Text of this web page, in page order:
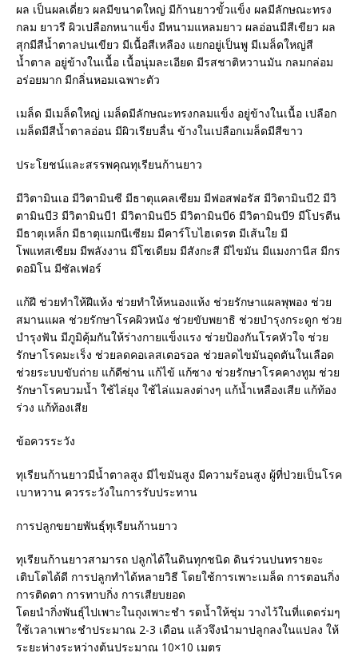
ผล เป็นผลเดี่ยว ผลมีขนาดใหญ่ มีก้านยาวขั้วแข็ง ผลมีลักษณะทรง
กลม ยาวรี ผิวเปลือกหนาแข็ง มีหนามแหลมยาว ผลอ่อนมีสีเขียว ผล
สุกมีสีน้ำตาลปนเขียว มีเนื้อสีเหลือง แยกอยู่เป็นพู มีเมล็ดใหญ่สี
น้ำตาล อยู่ข้างในเนื้อ เนื้อนุ่มละเอียด มีรสชาติหวานมัน กลมกล่อม
อร่อยมาก มีกลิ่นหอมเฉพาะตัว
เมล็ด มีเมล็ดใหญ่ เมล็ดมีลักษณะทรงกลมแข็ง อยู่ข้างในเนื้อ เปลือก
เมล็ดมีสีน้ำตาลอ่อน มีผิวเรียบลื่น ข้างในเปลือกเมล็ดมีสีขาว
ประโยชน์และสรรพคุณทุเรียนก้านยาว
มีวิตามินเอ มีวิตามินซี มีธาตุแคลเซียม มีฟอสฟอรัส มีวิตามินบี2 มีวิ
ตามินบี3 มีวิตามินบี1 มีวิตามินบี5 มีวิตามินบี6 มีวิตามินบี9 มีโปรตีน
มีธาตุเหล็ก มีธาตุแมกนีเซียม มีคาร์โบไฮเดรต มีเส้นใย มี
โพแทสเซียม มีพลังงาน มีโซเดียม มีสังกะสี มีไขมัน มีแมงกานีส มีกร
ดอมิโน มีซัลเฟอร์
แก้ฝี ช่วยทำให้ฝีแห้ง ช่วยทำให้หนองแห้ง ช่วยรักษาแผลพุพอง ช่วย
สมานแผล ช่วยรักษาโรคผิวหนัง ช่วยขับพยาธิ ช่วยบำรุงกระดูก ช่วย
บำรุงฟัน มีภูมิคุ้มกันให้ร่างกายแข็งแรง ช่วยป้องกันโรคหัวใจ ช่วย
รักษาโรคมะเร็ง ช่วยลดคอเลสเตอรอล ช่วยลดไขมันอุดตันในเลือด
ช่วยระบบขับถ่าย แก้ดีซ่าน แก้ไข้ แก้ซาง ช่วยรักษาโรคคางทูม ช่วย
รักษาโรคบวมน้ำ ใช้ไล่ยุง ใช้ไล่แมลงต่างๆ แก้น้ำเหลืองเสีย แก้ท้อง
ร่วง แก้ท้องเสีย
ข้อควรระวัง
ทุเรียนก้านยาวมีน้ำตาลสูง มีไขมันสูง มีความร้อนสูง ผู้ที่ป่วยเป็นโรค
เบาหวาน ควรระวังในการรับประทาน
การปลูกขยายพันธุ์ทุเรียนก้านยาว
ทุเรียนก้านยาวสามารถ ปลูกได้ในดินทุกชนิด ดินร่วนปนทรายจะ
เติบโตได้ดี การปลูกทำได้หลายวิธี โดยใช้การเพาะเมล็ด การตอนกิ่ง
การติดตา การทาบกิ่ง การเสียบยอด
โดยนำกิ่งพันธุ์ไปเพาะในถุงเพาะชำ รดน้ำให้ชุ่ม วางไว้ในที่แดดร่มๆ
ใช้เวลาเพาะชำประมาณ 2-3 เดือน แล้วจึงนำมาปลูกลงในแปลง ให้
ระยะห่างระหว่างต้นประมาณ 10×10 เมตร